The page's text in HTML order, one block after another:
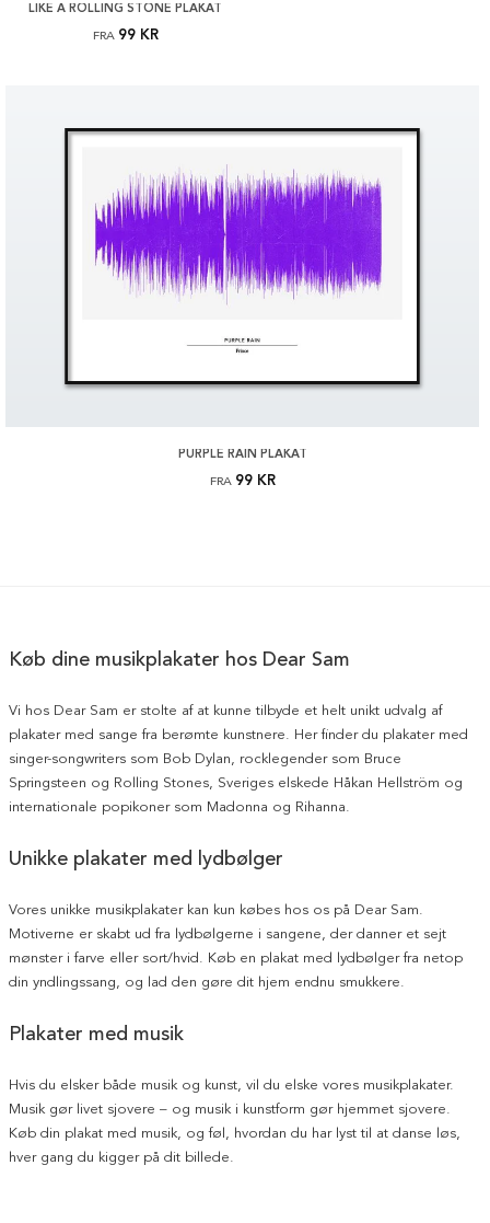
LIKE A ROLLING STONE PLAKAT
FRA 99 KR
PURPLE RAIN PLAKAT
FRA 99 KR
Køb dine musikplakater hos Dear Sam
Vi hos Dear Sam er stolte af at kunne tilbyde et helt unikt udvalg af
plakater med sange fra berømte kunstnere. Her finder du plakater med
singer-songwriters som Bob Dylan, rocklegender som Bruce
Springsteen og Rolling Stones, Sveriges elskede Håkan Hellström og
internationale popikoner som Madonna og Rihanna.
Unikke plakater med lydbølger
Vores unikke musikplakater kan kun købes hos os på Dear Sam.
Motiverne er skabt ud fra lydbølgerne i sangene, der danner et sejt
mønster i farve eller sort/hvid. Køb en plakat med lydbølger fra netop
din yndlingssang, og lad den gøre dit hjem endnu smukkere.
Plakater med musik
Hvis du elsker både musik og kunst, vil du elske vores musikplakater.
Musik gør livet sjovere – og musik i kunstform gør hjemmet sjovere.
Køb din plakat med musik, og føl, hvordan du har lyst til at danse løs,
hver gang du kigger på dit billede.